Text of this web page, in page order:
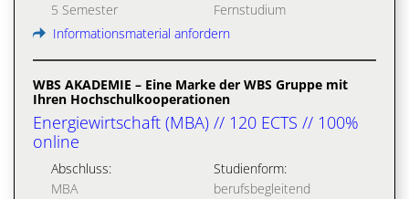
5 Semester
Fernstudium
Informationsmaterial anfordern
WBS AKADEMIE – Eine Marke der WBS Gruppe mit
Ihren Hochschulkooperationen
Energiewirtschaft (MBA) // 120 ECTS // 100%
online
Abschluss:
MBA
Studienform:
berufsbegleitend